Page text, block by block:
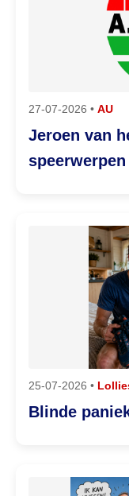
27-07-2026 • AU
Jeroen van
speerwerpen
25-07-2026 •
Blinde